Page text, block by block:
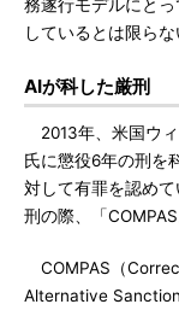
務遂行モデルにと
しているとは限らな
AIが科した厳刑
2013年、米国ウ
氏に懲役6年の刑を
対して有罪を認め
刑の際、「
COMPAS（
Alternative